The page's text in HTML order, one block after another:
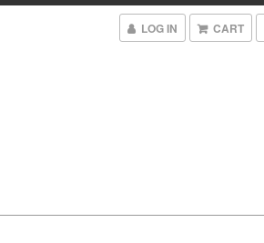
LOG IN CART